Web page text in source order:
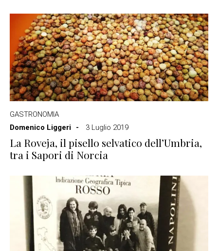
GASTRONOMIA
Domenico Liggeri
3 Luglio 2019
La Roveja, il pisello selvatico dell’Umbria,
tra i Sapori di Norcia